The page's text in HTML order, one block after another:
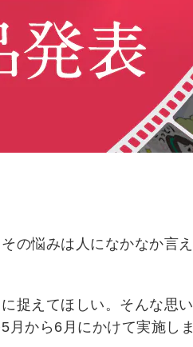
の悩みは人になかなか言え
捉えてほしい。そんな思い
月から6月にかけて実施しま